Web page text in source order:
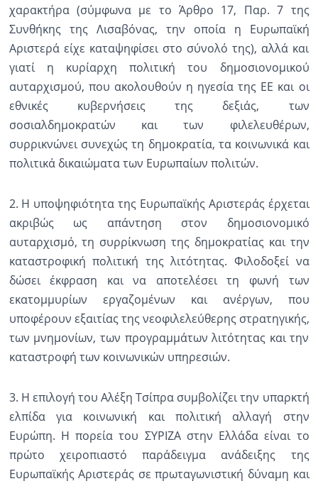
χαρακτήρα (σύμφωνα με το Άρθρο 17, Παρ. 7 της
Συνθήκης της Λισαβόνας, την οποία η Ευρωπαϊκή
Αριστερά είχε καταψηφίσει στο σύνολό της), αλλά και
γιατί η κυρίαρχη πολιτική του δημοσιονομικού
αυταρχισμού, που ακολουθούν η ηγεσία της ΕΕ και οι
εθνικές κυβερνήσεις της δεξιάς, των
σοσιαλδημοκρατών και των φιλελευθέρων,
συρρικνώνει συνεχώς τη δημοκρατία, τα κοινωνικά και
πολιτικά δικαιώματα των Ευρωπαίων πολιτών.
2. Η υποψηφιότητα της Ευρωπαϊκής Αριστεράς έρχεται
ακριβώς ως απάντηση στον δημοσιονομικό
αυταρχισμό, τη συρρίκνωση της δημοκρατίας και την
καταστροφική πολιτική της λιτότητας. Φιλοδοξεί να
δώσει έκφραση και να αποτελέσει τη φωνή των
εκατομμυρίων εργαζομένων και ανέργων, που
υποφέρουν εξαιτίας της νεοφιλελεύθερης στρατηγικής,
των μνημονίων, των προγραμμάτων λιτότητας και την
καταστροφή των κοινωνικών υπηρεσιών.
3. Η επιλογή του Αλέξη Τσίπρα συμβολίζει την υπαρκτή
ελπίδα για κοινωνική και πολιτική αλλαγή στην
Ευρώπη. Η πορεία του ΣΥΡΙΖΑ στην Ελλάδα είναι το
πρώτο χειροπιαστό παράδειγμα ανάδειξης της
Ευρωπαϊκής Αριστεράς σε πρωταγωνιστική δύναμη και